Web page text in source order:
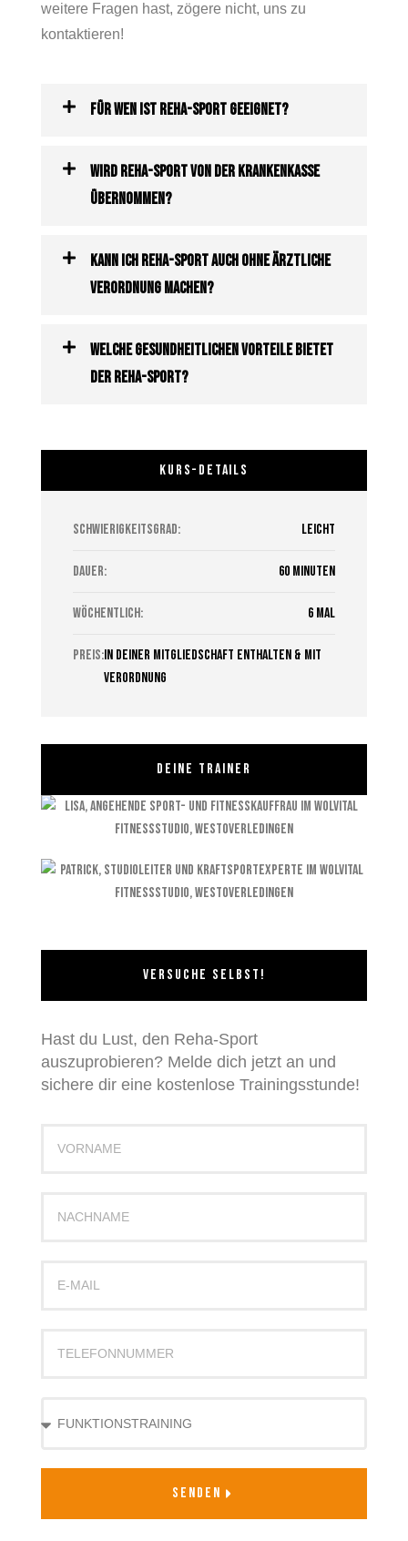
weitere Fragen hast, zögere nicht, uns zu
kontaktieren!
Für wen ist Reha-Sport geeignet?
Wird Reha-Sport von der Krankenkasse
übernommen?
Kann ich Reha-Sport auch ohne ärztliche
Verordnung machen?
Welche gesundheitlichen Vorteile bietet
der Reha-Sport?
KURS-DETAILS
Schwierigkeitsgrad: Leicht
Dauer: 60 Minuten
Wöchentlich: 6 mal
preis:In deiner Mitgliedschaft enthalten & mit
Verordnung
DEINE TRAINER
VERSUCHE SELBST!
Hast du Lust, den Reha-Sport
auszuprobieren? Melde dich jetzt an und
sichere dir eine kostenlose Trainingsstunde!
SENDEN